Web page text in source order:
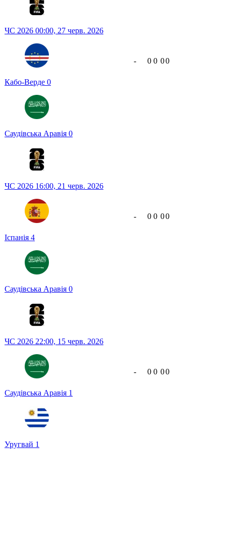
ЧС 2026 00:00, 27 черв. 2026
Кабо-Верде 0
Саудівська Аравія 0
- 0 0 00
ЧС 2026 16:00, 21 черв. 2026
Іспанія 4
Саудівська Аравія 0
- 0 0 00
ЧС 2026 22:00, 15 черв. 2026
Саудівська Аравія 1
Уругвай 1
- 0 0 00